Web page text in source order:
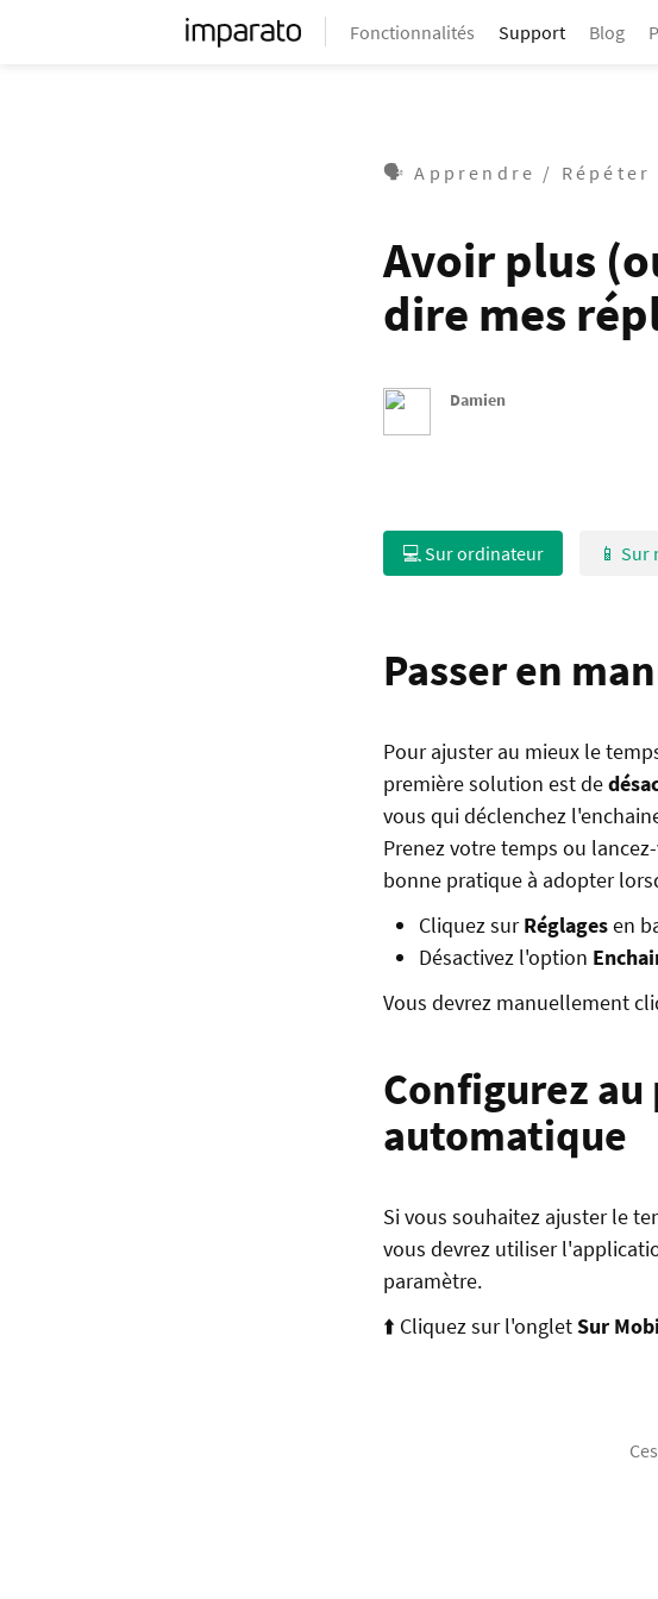
Fonctionnalités Support Blog
🗣 Apprendre / Répéter
Avoir plus
dire mes
Damien
💻 Sur ordinateur 📱
Passer en
Pour ajuster au mieux le
première solution est de
vous qui déclenchez
Prenez votre temps ou
bonne pratique à adopter
Cliquez surRéglagesen
Désactivez l'option
Vous devrez manuellement
Configurez
automatique
Si vous souhaitez ajuster le
vous devrez utiliser
paramètre.
⬆️ Cliquez sur l'ongletSur